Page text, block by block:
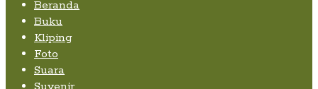
Beranda
Buku
Kliping
Foto
Suara